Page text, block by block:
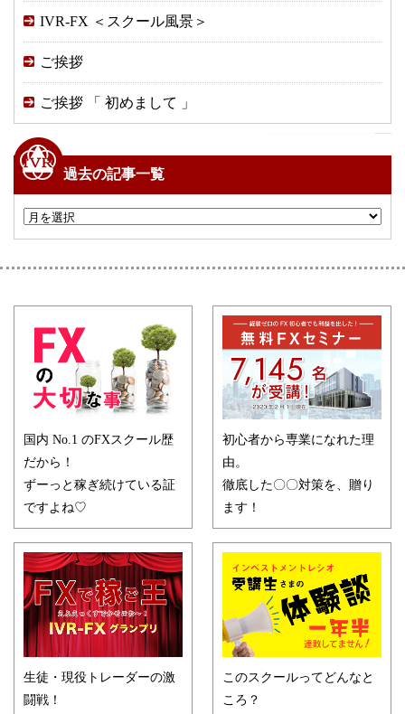
IVR-FX ＜スクール風景＞
ご挨拶
ご挨拶 「 初めまして 」
過去の記事一覧
国内 No.1 のFXスクール歴
だから！
ずーっと稼ぎ続けている証
ですよね♡
初心者から専業になれた理
由。
徹底した〇〇対策を、贈り
ます！
生徒・現役トレーダーの激
闘戦！
このスクールってどんなと
ころ？